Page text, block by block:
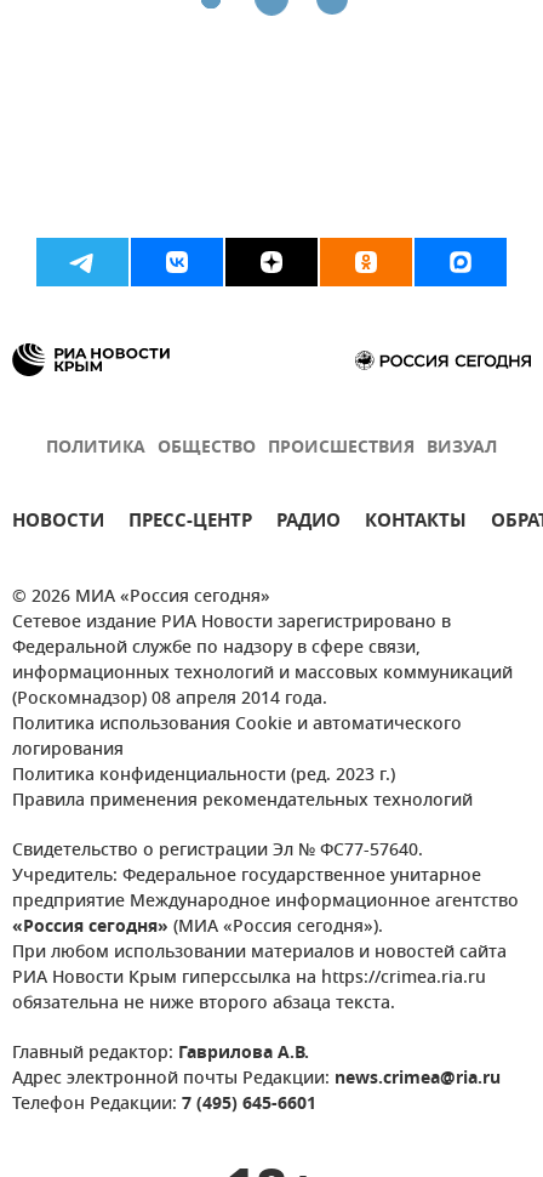
ПОЛИТИКА ОБЩЕСТВО ПРОИСШЕСТВИЯ ВИЗУАЛ
НОВОСТИ ПРЕСС-ЦЕНТР РАДИО КОНТАКТЫ
© 2026 МИА «Россия сегодня»
Сетевое издание РИА Новости зарегистрировано в
Федеральной службе по надзору в сфере связи,
информационных технологий и массовых коммуникаций
(Роскомнадзор) 08 апреля 2014 года.
Политика использования Cookie и автоматического
логирования
Политика конфиденциальности (ред. 2023 г.)
Правила применения рекомендательных технологий
Свидетельство о регистрации Эл № ФС77-57640.
Учредитель: Федеральное государственное унитарное
предприятие Международное информационное агентство
«Россия сегодня» (МИА «Россия сегодня»).
При любом использовании материалов и новостей сайта
РИА Новости Крым гиперссылка на https://crimea.ria.ru
обязательна не ниже второго абзаца текста.
Главный редактор: Гаврилова А.В.
Адрес электронной почты Редакции: news.crimea@ria.ru
Телефон Редакции: 7 (495) 645-6601